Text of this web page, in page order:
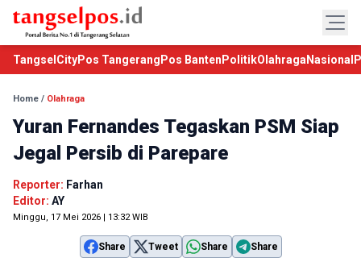
TangselCityPos Tangerang Pos Banten PolitikOlahraga Nasional
Home / Olahraga
Yuran Fernandes Tegaskan PSM Siap
Jegal Persib di Parepare
Reporter: Farhan
Editor: AY
Minggu, 17 Mei 2026 | 13:32 WIB
Share Tweet Share Share